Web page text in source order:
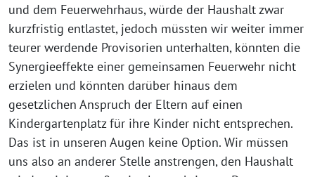
und dem Feuerwehrhaus, würde der Haushalt zwar
kurzfristig entlastet, jedoch müssten wir weiter immer
teurer werdende Provisorien unterhalten, könnten die
Synergieeffekte einer gemeinsamen Feuerwehr nicht
erzielen und könnten darüber hinaus dem
gesetzlichen Anspruch der Eltern auf einen
Kindergartenplatz für ihre Kinder nicht entsprechen.
Das ist in unseren Augen keine Option. Wir müssen
uns also an anderer Stelle anstrengen, den Haushalt